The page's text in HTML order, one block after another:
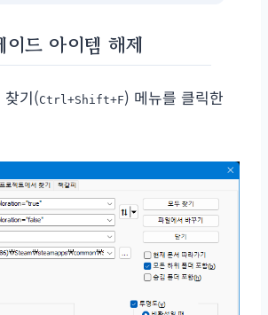
이드 아이템 해제
찾기(Ctrl+Shift+F) 메뉴를 클릭한